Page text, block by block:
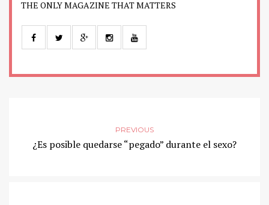
THE ONLY MAGAZINE THAT MATTERS
PREVIOUS
¿Es posible quedarse “pegado” durante el sexo?